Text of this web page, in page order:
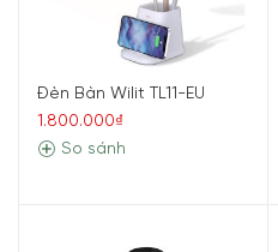
Đèn Bàn Wilit TL11-EU
1.800.000₫
So sánh